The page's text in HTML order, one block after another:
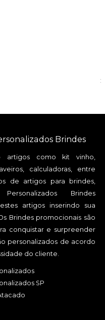
:
Brindes
artigos como kit vinho,
calculadoras, entre
de artigos para brindes,
Brindes
artigos inserindo sua
Brindes promocionais são
conquistar e surpreender
personalizados de acordo
do cliente.
SP